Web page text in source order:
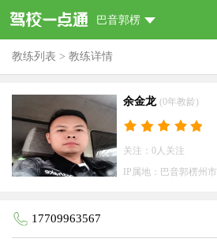
巴音郭楞
教练列表 > 教练详情
余金龙 (0年教龄)
关注：0人关注
IP属地：巴音郭楞州市
17709963567